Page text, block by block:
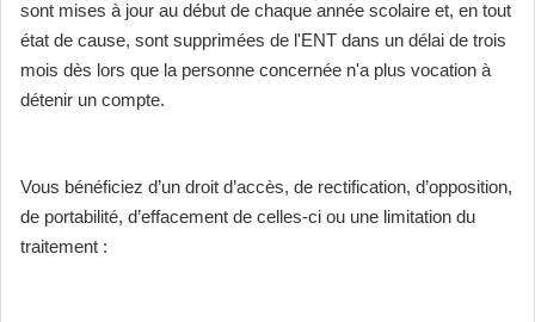
sont mises à jour au début de chaque année scolaire et, en tout
état de cause, sont supprimées de l'ENT dans un délai de trois
mois dès lors que la personne concernée n'a plus vocation à
détenir un compte.
Vous bénéficiez d’un droit d’accès, de rectification, d’opposition,
de portabilité, d’effacement de celles-ci ou une limitation du
traitement :